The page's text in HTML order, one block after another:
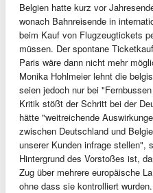
Belgien hatte kurz vor
wonach Bahnreisende in
beim Kauf von Flugzeugtickets
müssen. Der spontane
Paris wäre dann nicht mehr
Monika Hohlmeier lehnt die
seien jedoch nur bei
Kritik stößt der Schritt bei der
hätte "weitreichende
zwischen Deutschland und
unserer Kunden infrage stellen",
Hintergrund des Vorstoßes ist,
Zug über mehrere europäische
ohne dass sie kontrolliert wurden.